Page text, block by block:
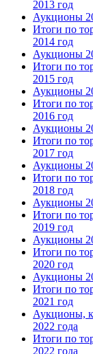
2013 год
Аукционы
Итоги по
2014 год
Аукционы
Итоги по
2015 год
Аукционы
Итоги по
2016 год
Аукционы
Итоги по
2017 год
Аукционы
Итоги по
2018 год
Аукционы
Итоги по
2019 год
Аукционы
Итоги по
2020 год
Аукционы
Итоги по
2021 год
Аукционы,
2022 года
Итоги по
2022 года